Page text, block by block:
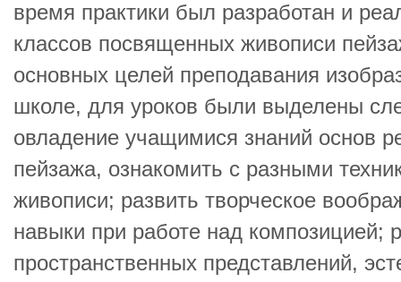
время практики был разработан и
классов посвященных живописи
основных целей преподавания
школе, для уроков были выделены
овладение учащимися знаний основ
пейзажа, ознакомить с разными
живописи; развить творческое
навыки при работе над композицией;
пространственных представлений,